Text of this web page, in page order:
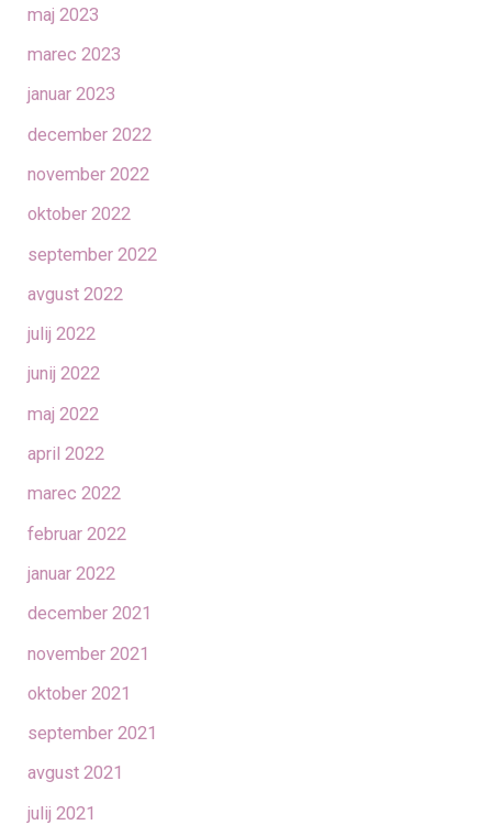
maj 2023
marec 2023
januar 2023
december 2022
november 2022
oktober 2022
september 2022
avgust 2022
julij 2022
junij 2022
maj 2022
april 2022
marec 2022
februar 2022
januar 2022
december 2021
november 2021
oktober 2021
september 2021
avgust 2021
julij 2021